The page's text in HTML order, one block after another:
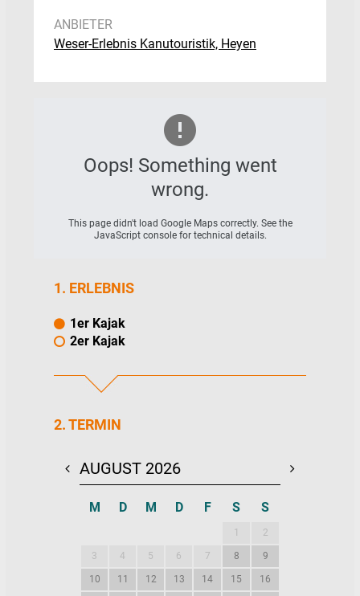
ANBIETER
Weser-Erlebnis Kanutouristik, Heyen
Oops! Something went
wrong.
This page didn't load Google Maps correctly. See the
JavaScript console for technical details.
1. ERLEBNIS
1er Kajak
2er Kajak
2. TERMIN
AUGUST 2026
M D M D F S S
1 2
3 4 5 6 7 8 9
10 11 12 13 14 15 16